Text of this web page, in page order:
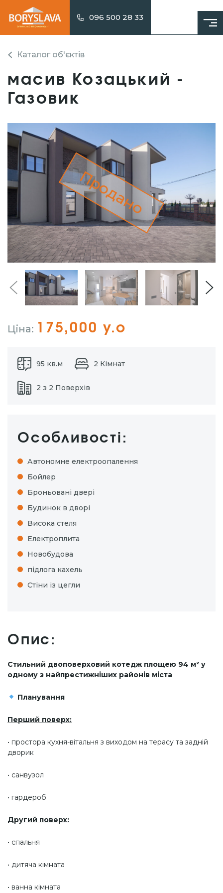
096 500 28 33
Каталог об'єктів
масив Козацький -
Газовик
Продано
Ціна: 175,000 у.о
95 кв.м 2 Кімнат
2 з 2 Поверхів
Особливості:
Автономне електроопалення
Бойлер
Броньовані двері
Будинок в дворі
Висока стеля
Електроплита
Новобудова
підлога кахель
Стіни із цегли
Опис:
Стильний двоповерховий котедж площею 94 м² у
одному з найпрестижніших районів міста
Планування
Перший поверх:
• простора кухня-вітальня з виходом на терасу та задній
дворик
• санвузол
• гардероб
Другий поверх:
• спальня
• дитяча кімната
• ванна кімната